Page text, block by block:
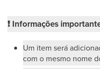
❗ Informações
Um item será
com o mesmo nome